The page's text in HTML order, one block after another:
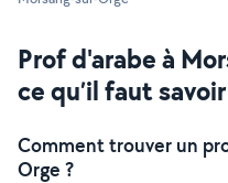
Prof d'arabe à
ce qu’il faut savoir
Comment trouver un
Orge ?